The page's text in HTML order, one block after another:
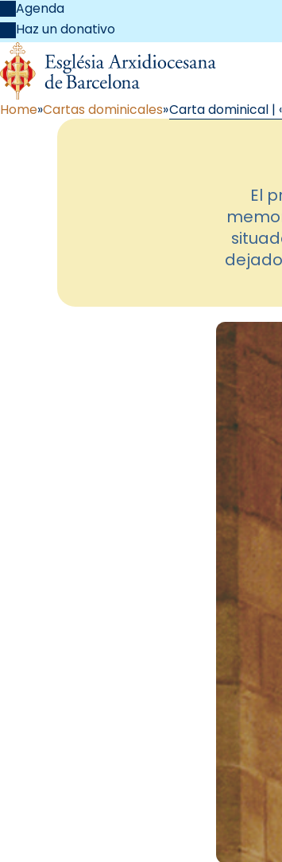
Agenda
Haz un donativo
Home Cartas dominicales Carta dominical |
El